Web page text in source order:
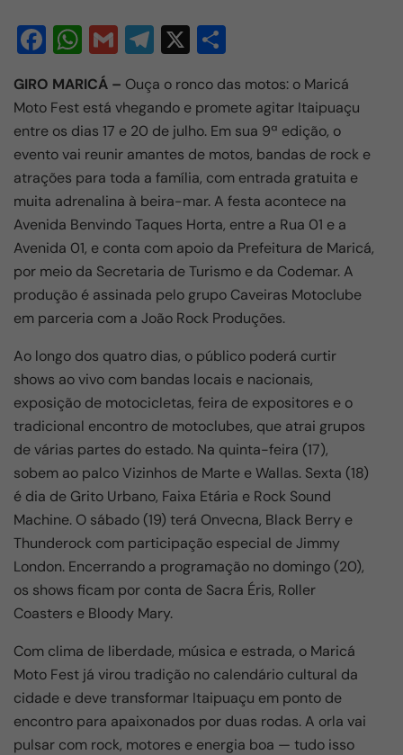
F
c
e
b
o
o
k
W
h
at
s
A
p
p
G
m
ail
T
e
gr
a
m
X
ar
e
GIRO MARICÁ – Ouça o ronco das motos: o Maricá
Moto Fest está vhegando e promete agitar Itaipuaçu
entre os dias 17 e 20 de julho. Em sua 9ª edição, o
evento vai reunir amantes de motos, bandas de rock e
atrações para toda a família, com entrada gratuita e
muita adrenalina à beira-mar. A festa acontece na
Avenida Benvindo Taques Horta, entre a Rua 01 e a
Avenida 01, e conta com apoio da Prefeitura de Maricá,
por meio da Secretaria de Turismo e da Codemar. A
produção é assinada pelo grupo Caveiras Motoclube
em parceria com a João Rock Produções.
Ao longo dos quatro dias, o público poderá curtir
shows ao vivo com bandas locais e nacionais,
exposição de motocicletas, feira de expositores e o
tradicional encontro de motoclubes, que atrai grupos
de várias partes do estado. Na quinta-feira (17),
sobem ao palco Vizinhos de Marte e Wallas. Sexta (18)
é dia de Grito Urbano, Faixa Etária e Rock Sound
Machine. O sábado (19) terá Onvecna, Black Berry e
Thunderock com participação especial de Jimmy
London. Encerrando a programação no domingo (20),
os shows ficam por conta de Sacra Éris, Roller
Coasters e Bloody Mary.
Com clima de liberdade, música e estrada, o Maricá
Moto Fest já virou tradição no calendário cultural da
cidade e deve transformar Itaipuaçu em ponto de
encontro para apaixonados por duas rodas. A orla vai
pulsar com rock, motores e energia boa — tudo isso